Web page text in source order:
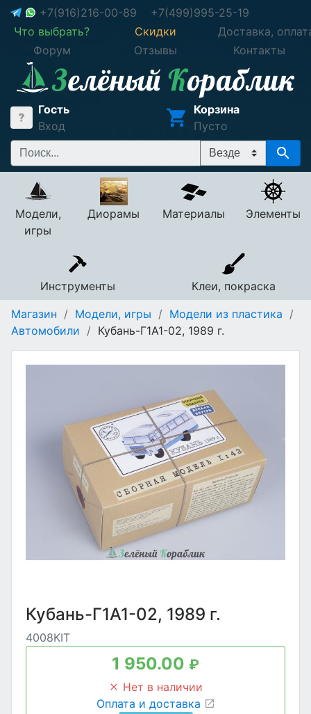
+7(916)216-00-89
+7(499)995-25-19
Что выбрать?
Скидки
Доставка,
Форум
Отзывы Контакты
Гость
Вход
Корзина
Пусто
Модели,
игры
Диорамы Материалы Элементы
Инструменты
Клеи, покраска
Магазин / Модели, игры / Модели из пластика /
Автомобили / Кубань-Г1А1-02, 1989 г.
Кубань-Г1А1-02, 1989 г.
4008KIT
1 950.00 ₽
Нет в наличии
Оплата и доставка